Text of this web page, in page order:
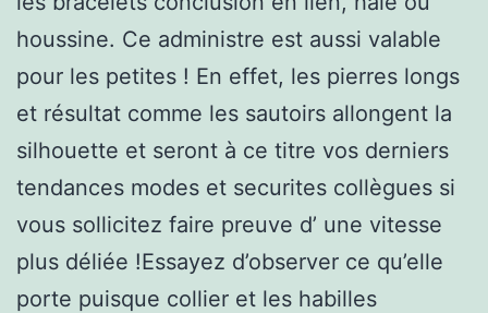
houssine. Ce administre est aussi valable
pour les petites ! En effet, les pierres longs
et résultat comme les sautoirs allongent la
silhouette et seront à ce titre vos derniers
tendances modes et securites collègues si
vous sollicitez faire preuve d’ une vitesse
plus déliée !Essayez d’observer ce qu’elle
porte puisque collier et les habilles